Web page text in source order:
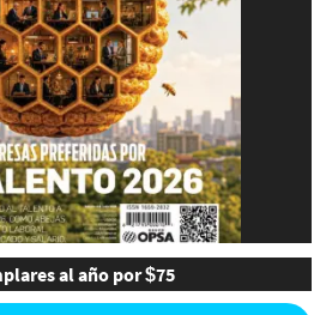
al año por $75